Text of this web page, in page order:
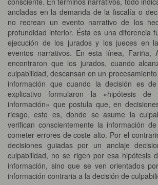
ancladas en la demanda de la fiscalía o
no recrean un evento narrativo de los
profundidad inferior. Ésta es una diferencia
ejecución de los jurados y los jueces en
eventos narrativos. En esta línea, Fariña,
encontraron que los jurados, cuando
culpabilidad, descansan en un
información que cuando la decisión es
explicativo formularon la «hipótesis de
información» que postula que, en
riesgo, esto es, donde se asume la
verifican conscientemente la información
cometer errores de coste alto. Por el
decisiones guiadas por un anclaje
culpabilidad, no se rigen por esa hipótesis
información, sino que se ven orientados
información contraria a la decisión de